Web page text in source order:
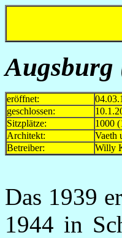
eröffnet:
geschlossen:
Sitzplätze:
1000
Architekt:
Vaeth
Betreiber:
Willy
Das 1939
1944 in